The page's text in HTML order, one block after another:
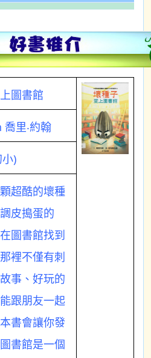
圖書館
喬里‧約翰
小)
超酷的壞種
皮搗蛋的
圖書館找到
裡不僅有刺
事、好玩的
跟朋友一起
書會讓你發
書館是一個